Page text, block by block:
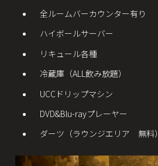
全ルームバーカウンター有り
ハイボールサーバー
リキュール各種
冷蔵庫（ALL飲み放題）
UCCドリップマシン
DVD&Blu-rayプレーヤー
ダーツ（ラウンジエリア 無料）